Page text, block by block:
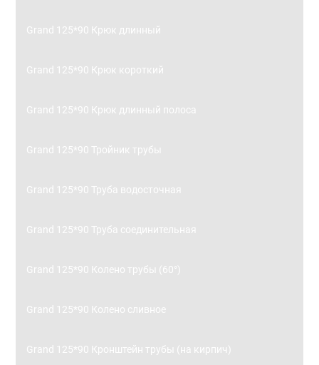
Grand 125*90 Крюк длинный
Grand 125*90 Крюк короткий
Grand 125*90 Крюк длинный полоса
Grand 125*90 Тройник трубы
Grand 125*90 Труба водосточная
Grand 125*90 Труба соединительная
Grand 125*90 Колено трубы (60°)
Grand 125*90 Колено сливное
Grand 125*90 Кронштейн трубы (на кирпич)